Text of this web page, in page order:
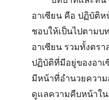
อาเซียน คือ ปฏิบัติ
ชอบให้เป็นไปตาม
อาเซียน รวมทั้งตร
ปฏิบัติที่มีอยู่ของอาเ
มีหน้าที่อำนวยควา
ดูแลความคืบหน้าใ